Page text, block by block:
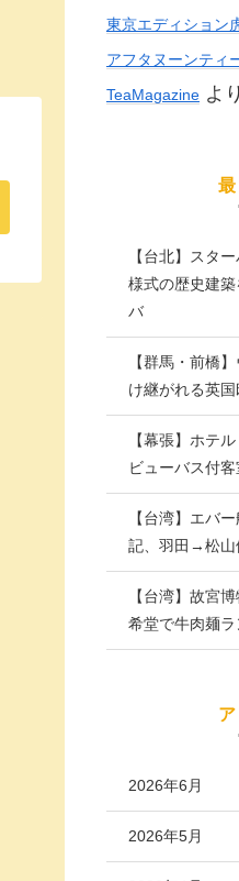
東京エディション
アフタヌーンティ
TeaMagazine より
【台北】スタ
様式の歴史建
バ
【群馬・前橋
け継がれる英
【幕張】ホテ
ビューバス付
【台湾】エバ
記、羽田→松山
【台湾】故宮
希堂で牛肉麺ラ
2026年6月
2026年5月